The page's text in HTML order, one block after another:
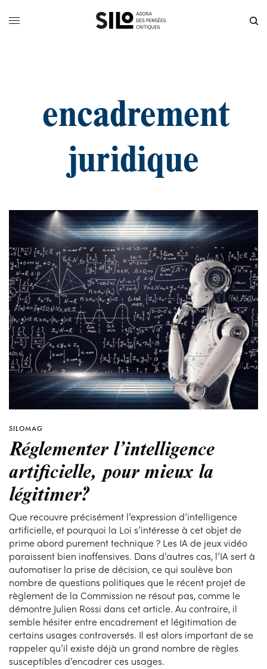
encadrement
juridique
SILOMAG
Réglementer l’intelligence
artificielle, pour mieux la
légitimer?
Que recouvre précisément l’expression d’intelligence
artificielle, et pourquoi la Loi s’intéresse à cet objet de
prime abord purement technique ? Les IA de jeux vidéo
paraissent bien inoffensives. Dans d’autres cas, l’IA sert à
automatiser la prise de décision, ce qui soulève bon
nombre de questions politiques que le récent projet de
règlement de la Commission ne résout pas, comme le
démontre Julien Rossi dans cet article. Au contraire, il
semble hésiter entre encadrement et légitimation de
certains usages controversés. Il est alors important de se
rappeler qu’il existe déjà un grand nombre de règles
susceptibles d’encadrer ces usages.